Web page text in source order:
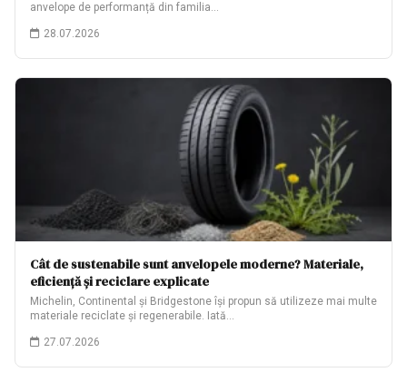
anvelope de performanță din familia…
28.07.2026
Cât de sustenabile sunt anvelopele moderne? Materiale,
eficiență și reciclare explicate
Michelin, Continental și Bridgestone își propun să utilizeze mai multe
materiale reciclate și regenerabile. Iată…
27.07.2026